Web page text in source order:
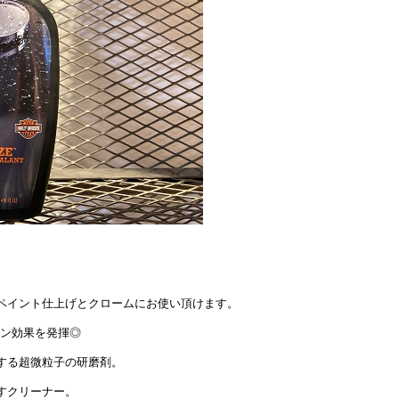
ント仕上げとクロームにお使い頂けます。
ン効果を発揮◎
超微粒子の研磨剤。
リーナー。